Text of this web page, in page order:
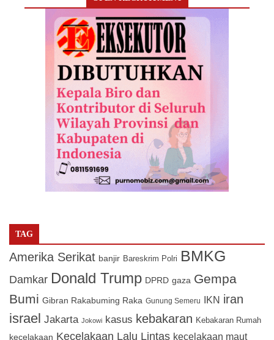
TAG
Amerika Serikat banjir Bareskrim Polri BMKG
Damkar Donald Trump DPRD gaza Gempa
Bumi Gibran Rakabuming Raka Gunung Semeru IKN iran
israel Jakarta Jokowi kasus kebakaran Kebakaran Rumah
kecelakaan Kecelakaan Lalu Lintas kecelakaan maut